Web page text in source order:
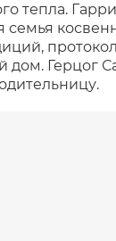
тепла.
семья
дом. Герцог